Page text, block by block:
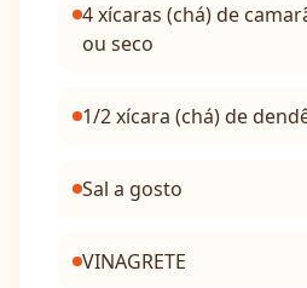
4 xícaras (chá) de
ou seco
1/2 xícara (chá) de
Sal a gosto
VINAGRETE